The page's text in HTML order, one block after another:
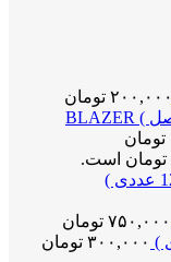
۲۰۰,۰۰۰ تومان
قیمت اصلی ۱۲۰,۰۰۰ تومان
۷۵۰,۰۰۰ تومان
۳۰۰,۰۰۰ تومان